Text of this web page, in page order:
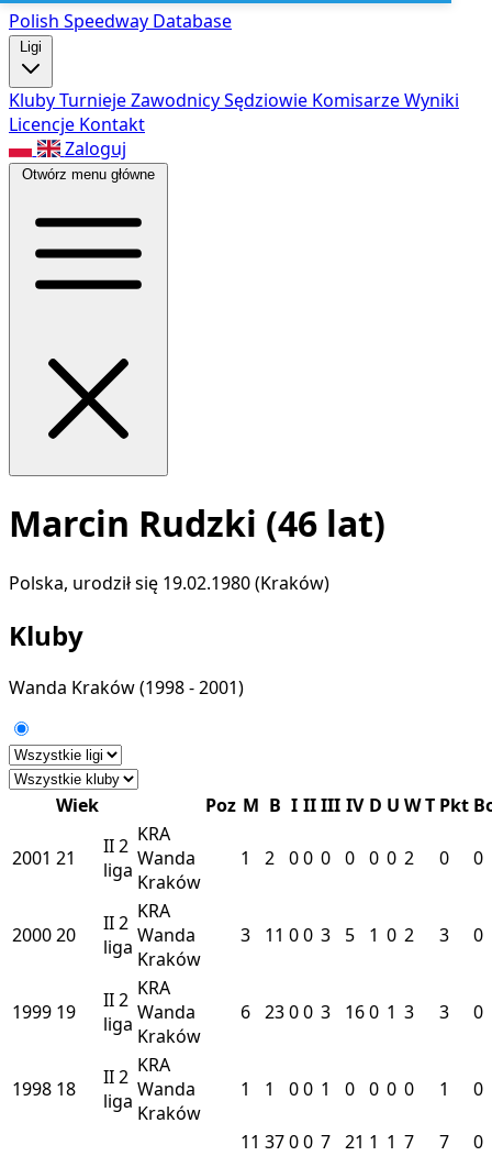
Polish Speedway Database
Ligi
KlubyTurniejeZawodnicySędziowie KomisarzeWyniki
Licencje Kontakt
Zaloguj
Otwórz menu główne
Marcin Rudzki (46 lat)
Polska, urodził się 19.02.1980 (Kraków)
Kluby
Wanda Kraków(1998 - 2001)
Wiek Poz M B I IIIII IV D U WT Pkt
2001 21 II2
liga
KRA
Wanda
Kraków
1 2 00 0 0 0 0 2 0 0
200020 II2
liga
KRA
Wanda
Kraków
3 11 00 3 5 1 0 2 3 0
1999 19 II2
liga
KRA
Wanda
Kraków
6 2300 3 160 1 3 3 0
1998 18 II2
liga
KRA
Wanda
Kraków
1 1 00 1 0 0 0 0 1 0
11 3700 7 21 1 1 7 7
0